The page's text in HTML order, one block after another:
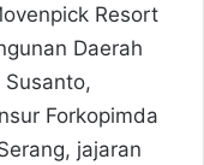
Resort
Daerah
Forkopimda
jajaran